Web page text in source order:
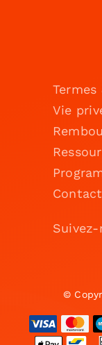
Vie
Contact
©